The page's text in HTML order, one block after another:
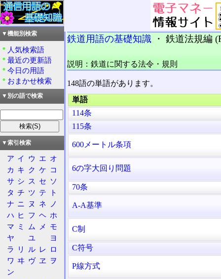
鉄道用語の基礎知識 ・ 鉄道法規編
説明：鉄道に関する法令・規則
148語の単語があります。
単語
114条
115条
600メートル条項
6の字大回り問題
70条
A-A基準
C制
C符号
P線方式
▼機能別検索
人気検索語
最近の更新語
今日の用語
おまかせ検索
▼別の語で検索
▼索引検索
ア イ ウ エ オ
カ キ ク ケ コ
サ シ ス セ ソ
タ チ ツ テ
ト
ナ ニ ヌ ネ
ノ
ハ ヒ フ ヘ ホ
マ ミ ム メ
モ
ヤ
ユ
ヨ
ラ
リ ル レ ロ
ワ ヰ ヴ ヱ
ヲ
ン